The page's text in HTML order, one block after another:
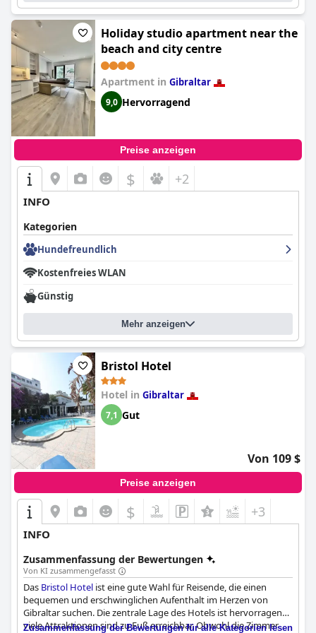
Holiday studio apartment near the
beach and city centre
Apartment in Gibraltar
9,0 Hervorragend
Preise anzeigen
$ +2
INFO
Kategorien
Hundefreundlich
Kostenfreies WLAN
Günstig
Mehr anzeigen
Bristol Hotel
Hotel in Gibraltar
7,1 Gut
Von 109 $
Preise anzeigen
$ +3
INFO
Zusammenfassung der Bewertungen
Von KI zusammengefasst
Das Bristol Hotel ist eine gute Wahl für Reisende, die einen
bequemen und erschwinglichen Aufenthalt im Herzen von
Gibraltar suchen. Die zentrale Lage des Hotels ist hervorragend,
viele Attraktionen sind zu Fuß erreichbar. Obwohl die Zimmer
Zusammenfassung der Bewertungen für alle Kategorien lesen